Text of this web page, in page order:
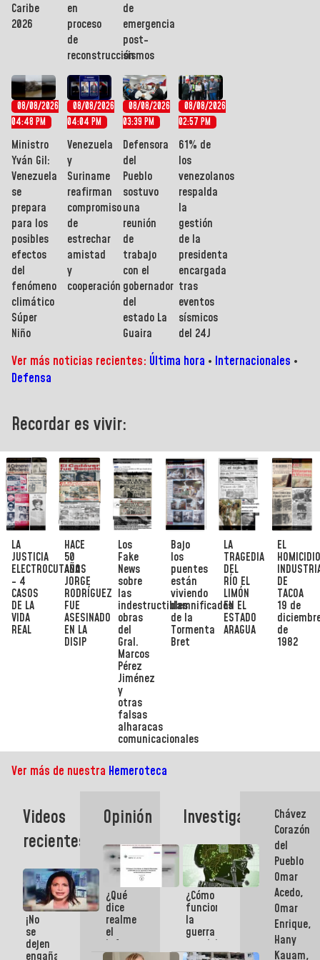
Caribe
2026
en
proceso
de
reconstrucción
de
emergencia
post-
sismos
08/08/2026
04:48 PM
Ministro
Yván Gil:
Venezuela
se
prepara
para los
posibles
efectos
del
fenómeno
climático
Súper
Niño
08/08/2026
04:04 PM
Venezuela
y
Suriname
reafirman
compromiso
de
estrechar
amistad
y
cooperación
08/08/2026
03:39 PM
Defensora
del
Pueblo
sostuvo
una
reunión
de
trabajo
con el
gobernador
del
estado La
Guaira
08/08/2026
02:57 PM
61% de
los
venezolanos
respalda
la
gestión
de la
presidenta
encargada
tras
eventos
sísmicos
del 24J
Ver más noticias recientes: Última hora • Internacionales •
Defensa
Recordar es vivir:
LA
JUSTICIA
ELECTROCUTADA
- 4
CASOS
DE LA
VIDA
REAL
HACE
50
AÑOS
JORGE
RODRÍGUEZ
FUE
ASESINADO
EN LA
DISIP
Los
Fake
News
sobre
las
indestructibles
obras
del
Gral.
Marcos
Pérez
Jiménez
y
otras
falsas
alharacas
comunicacionales
Bajo
los
puentes
están
viviendo
damnificados
de la
Tormenta
Bret
LA
TRAGEDIA
DEL
RÍO EL
LIMÓN
EN EL
ESTADO
ARAGUA
EL
HOMICIDIO
DE
TACOA
19 de
de
1982
Ver más de nuestra Hemeroteca
Videos
recientes:
¡No
se
dejen
engañar!
Opinión
¿Qué
dice
realmente
el
informe
de la
Investigación
¿Cómo
funciona
la
guerra
cognitiva
a
Chávez
Corazón
del
Pueblo
Omar
Acedo,
Omar
Enrique,
Hany
Kauam,